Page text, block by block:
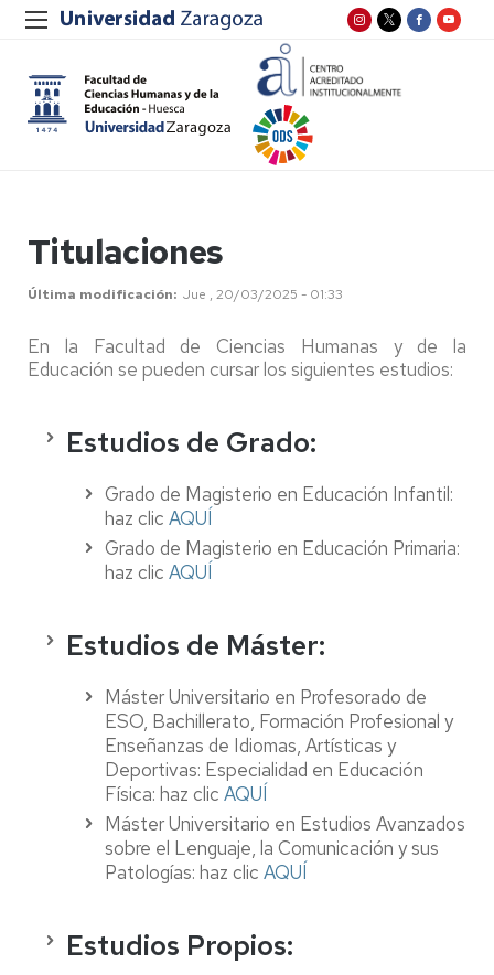
Titulaciones
Última modificación Jue , 20/03/2025 - 01:33
En la Facultad de Ciencias Humanas y de la
Educación se pueden cursar los siguientes estudios:
Estudios de Grado:
Grado de Magisterio en Educación Infantil:
haz clic AQUÍ
Grado de Magisterio en Educación Primaria:
haz clic AQUÍ
Estudios de Máster:
Máster Universitario en Profesorado de
ESO, Bachillerato, Formación Profesional y
Enseñanzas de Idiomas, Artísticas y
Deportivas: Especialidad en Educación
Física: haz clic AQUÍ
Máster Universitario en Estudios Avanzados
sobre el Lenguaje, la Comunicación y sus
Patologías: haz clic AQUÍ
Estudios Propios: